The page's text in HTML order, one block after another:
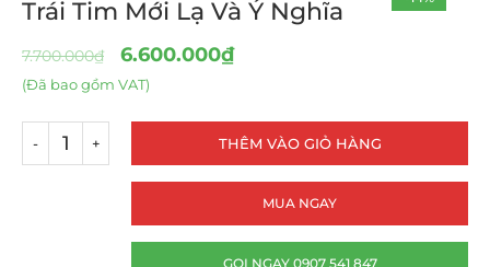
Trái Tim Mới Lạ Và Ý Nghĩa
7.700.000₫ 6.600.000₫
(Đã bao gồm VAT)
THÊM VÀO GIỎ HÀNG
MUA NGAY
GỌI NGAY 0907 541 847